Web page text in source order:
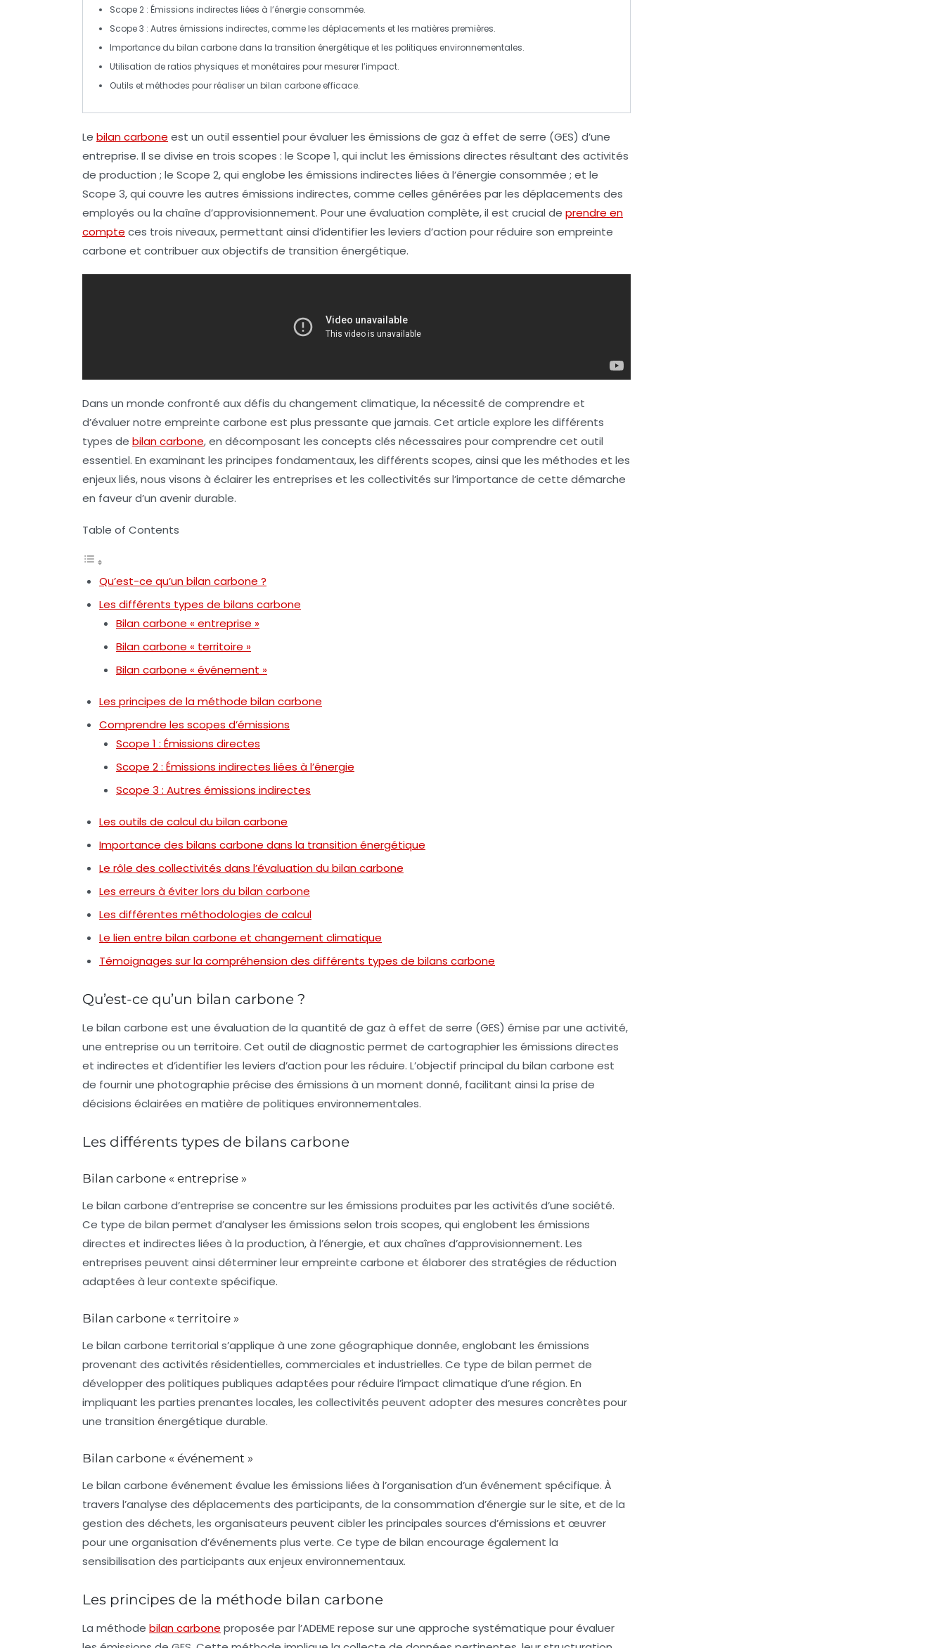
Scope 2 : Émissions indirectes liées à l’énergie consommée.
Scope 3 : Autres émissions indirectes, comme les déplacements et les matières premières.
Importance du bilan carbone dans la transition énergétique et les politiques environnementales.
Utilisation deratios physiques et monétaires pour mesurer l’impact.
Outils et méthodes pour réaliser un bilan carbone efficace.
Le bilan carbone est un outil essentiel pour évaluer les émissions de gaz à effet de serre (GES) d’une
entreprise. Il se divise en trois scopes : le Scope 1, qui inclut les émissions directes résultant des activités
de production ; le Scope 2, qui englobe les émissions indirectes liées à l’énergie consommée ; et le
Scope 3, qui couvre les autres émissions indirectes, comme celles générées par les déplacements des
employés ou la chaîne d’approvisionnement. Pour une évaluation complète, il est crucial de prendre en
compte ces trois niveaux, permettant ainsi d’identifier les leviers d’action pour réduire son empreinte
carbone et contribuer aux objectifs de transition énergétique.
Dans un monde confronté aux défis du changement climatique, la nécessité de comprendre et
d’évaluer notre empreinte carbone est plus pressante que jamais. Cet article explore les différents
types de bilan carbone, en décomposant les concepts clés nécessaires pour comprendre cet outil
essentiel. En examinant les principes fondamentaux, les différents scopes, ainsi que les méthodes et les
enjeux liés, nous visons à éclairer les entreprises et les collectivités sur l’importance de cette démarche
en faveur d’un avenir durable.
Table of Contents
Qu’est-ce qu’un bilan carbone ?
Les différents types de bilans carbone
Bilan carbone « entreprise »
Bilan carbone « territoire »
Bilan carbone « événement »
Les principes de la méthode bilan carbone
Comprendre les scopes d’émissions
Scope 1 : Émissions directes
Scope 2 : Émissions indirectes liées à l’énergie
Scope 3 : Autres émissions indirectes
Les outils de calcul du bilan carbone
Importance des bilans carbone dans la transition énergétique
Le rôle des collectivités dans l’évaluation du bilan carbone
Les erreurs à éviter lors du bilan carbone
Les différentes méthodologies de calcul
Le lien entre bilan carbone et changement climatique
Témoignages sur la compréhension des différents types de bilans carbone
Qu’est-ce qu’un bilan carbone ?
Le bilan carbone est une évaluation de la quantité de gaz à effet de serre (GES) émise par une activité,
une entreprise ou un territoire. Cet outil de diagnostic permet de cartographier les émissions directes
et indirectes et d’identifier les leviers d’action pour les réduire. L’objectif principal du bilan carbone est
de fournir une photographie précise des émissions à un moment donné, facilitant ainsi la prise de
décisions éclairées en matière de politiques environnementales.
Les différents types de bilans carbone
Bilan carbone « entreprise »
Le bilan carbone d’entreprise se concentre sur les émissions produites par les activités d’une société.
Ce type de bilan permet d’analyser les émissions selon trois scopes, qui englobent les émissions
directes et indirectes liées à la production, à l’énergie, et aux chaînes d’approvisionnement. Les
entreprises peuvent ainsi déterminer leurempreinte carbone et élaborer des stratégies de réduction
adaptées à leur contexte spécifique.
Bilan carbone « territoire »
Le bilan carbone territorial s’applique à une zone géographique donnée, englobant les émissions
provenant des activités résidentielles, commerciales et industrielles. Ce type de bilan permet de
développer des politiques publiques adaptées pour réduire l’impact climatique d’une région. En
impliquant les parties prenantes locales, les collectivités peuvent adopter des mesures concrètes pour
une transition énergétique durable.
Bilan carbone « événement »
Le bilan carbone événement évalue les émissions liées à l’organisation d’un événement spécifique. À
travers l’analyse des déplacements des participants, de la consommation d’énergie sur le site, et de la
gestion des déchets, les organisateurs peuvent cibler les principales sources d’émissions et œuvrer
pour une organisation d’événements plus verte. Ce type de bilan encourage également la
sensibilisation des participants aux enjeux environnementaux.
Les principes de la méthode bilan carbone
La méthode bilan carbone proposée par l’ADEME repose sur une approche systématique pour évaluer